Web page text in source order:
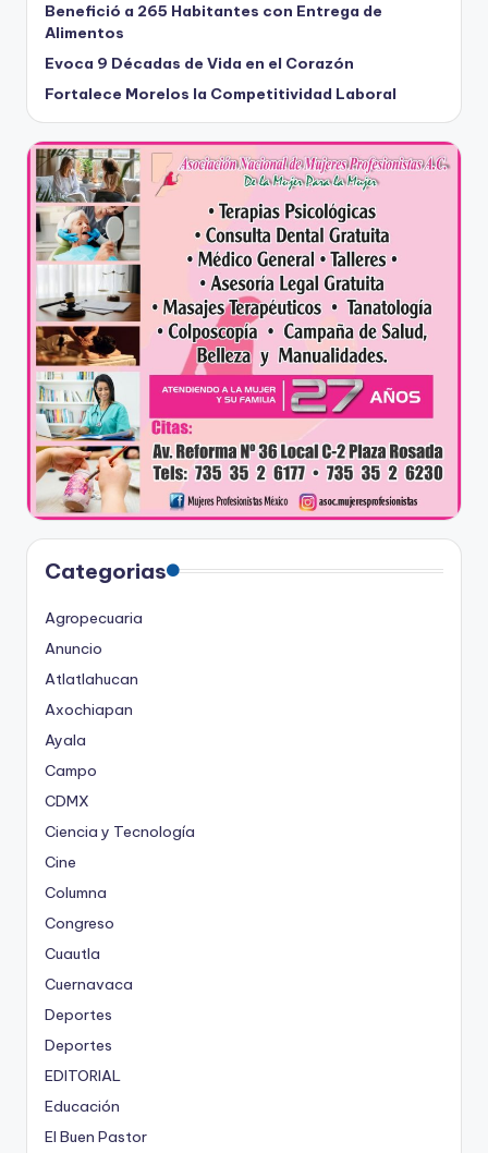
Benefició a 265 Habitantes con Entrega de
Alimentos
Evoca 9 Décadas de Vida en el Corazón
Fortalece Morelos la Competitividad Laboral
Categorias
Agropecuaria
Anuncio
Atlatlahucan
Axochiapan
Ayala
Campo
CDMX
Ciencia y Tecnología
Cine
Columna
Congreso
Cuautla
Cuernavaca
Deportes
Deportes
EDITORIAL
Educación
El Buen Pastor